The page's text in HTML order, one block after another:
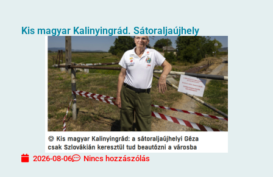
Kis magyar Kalinyingrád. Sátoraljaújhely
2026-08-06 Nincs hozzászólás